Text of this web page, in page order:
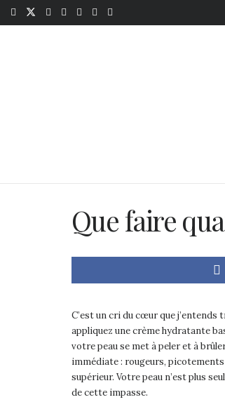
Que faire
C’est un cri du cœur que
appliquez une crème hydratante
votre peau se met à peler et à
immédiate : rougeurs,
supérieur. Votre peau n’est plus
de cette impasse.